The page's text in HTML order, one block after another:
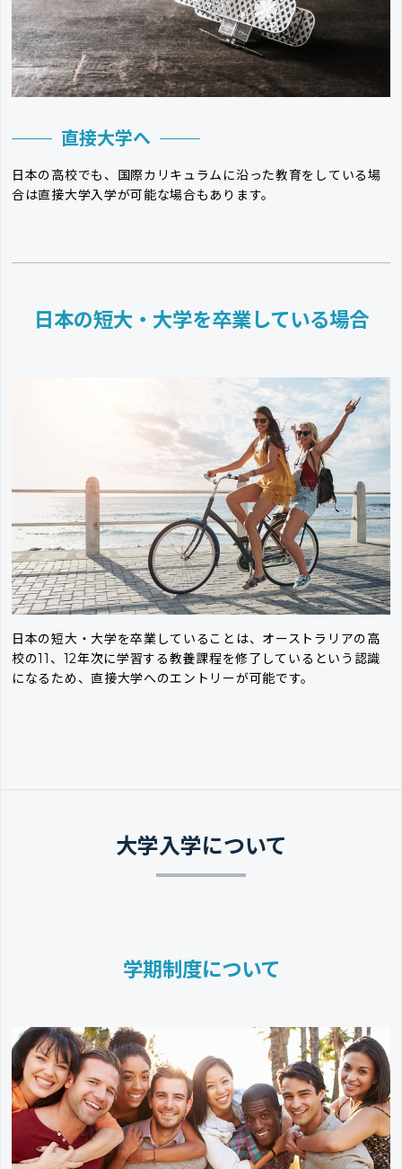
直接大学へ
日本の高校でも、国際カリキュラムに沿った教育をしている場
合は直接大学入学が可能な場合もあります。
日本の短大・大学を卒業している場合
日本の短大・大学を卒業していることは、オーストラリアの高
校の11、12年次に学習する教養課程を修了しているという認識
になるため、直接大学へのエントリーが可能です。
大学入学について
学期制度について